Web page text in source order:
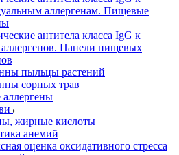
аллергенам. Пищевые
антитела класса IgG к
Панели пищевых
пыльцы растений
сорных трав
жирные кислоты
анемий
оценка оксидативного стресса